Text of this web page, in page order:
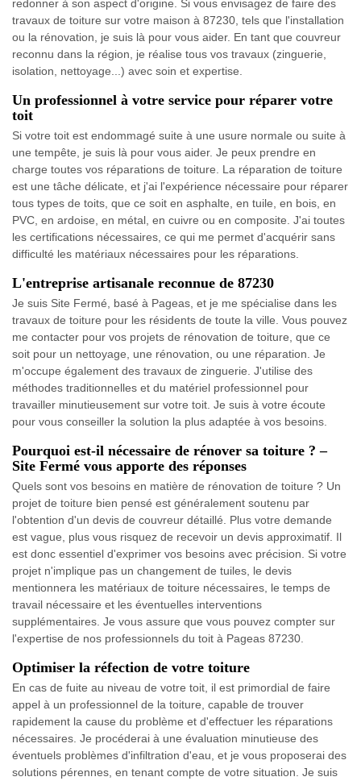
redonner à son aspect d'origine. Si vous envisagez de faire des
travaux de toiture sur votre maison à 87230, tels que l'installation
ou la rénovation, je suis là pour vous aider. En tant que couvreur
reconnu dans la région, je réalise tous vos travaux (zinguerie,
isolation, nettoyage...) avec soin et expertise.
Un professionnel à votre service pour réparer votre
toit
Si votre toit est endommagé suite à une usure normale ou suite à
une tempête, je suis là pour vous aider. Je peux prendre en
charge toutes vos réparations de toiture. La réparation de toiture
est une tâche délicate, et j'ai l'expérience nécessaire pour réparer
tous types de toits, que ce soit en asphalte, en tuile, en bois, en
PVC, en ardoise, en métal, en cuivre ou en composite. J'ai toutes
les certifications nécessaires, ce qui me permet d'acquérir sans
difficulté les matériaux nécessaires pour les réparations.
L'entreprise artisanale reconnue de 87230
Je suis Site Fermé, basé à Pageas, et je me spécialise dans les
travaux de toiture pour les résidents de toute la ville. Vous pouvez
me contacter pour vos projets de rénovation de toiture, que ce
soit pour un nettoyage, une rénovation, ou une réparation. Je
m'occupe également des travaux de zinguerie. J'utilise des
méthodes traditionnelles et du matériel professionnel pour
travailler minutieusement sur votre toit. Je suis à votre écoute
pour vous conseiller la solution la plus adaptée à vos besoins.
Pourquoi est-il nécessaire de rénover sa toiture ? –
Site Fermé vous apporte des réponses
Quels sont vos besoins en matière de rénovation de toiture ? Un
projet de toiture bien pensé est généralement soutenu par
l'obtention d'un devis de couvreur détaillé. Plus votre demande
est vague, plus vous risquez de recevoir un devis approximatif. Il
est donc essentiel d'exprimer vos besoins avec précision. Si votre
projet n'implique pas un changement de tuiles, le devis
mentionnera les matériaux de toiture nécessaires, le temps de
travail nécessaire et les éventuelles interventions
supplémentaires. Je vous assure que vous pouvez compter sur
l'expertise de nos professionnels du toit à Pageas 87230.
Optimiser la réfection de votre toiture
En cas de fuite au niveau de votre toit, il est primordial de faire
appel à un professionnel de la toiture, capable de trouver
rapidement la cause du problème et d'effectuer les réparations
nécessaires. Je procéderai à une évaluation minutieuse des
éventuels problèmes d'infiltration d'eau, et je vous proposerai des
solutions pérennes, en tenant compte de votre situation. Je suis